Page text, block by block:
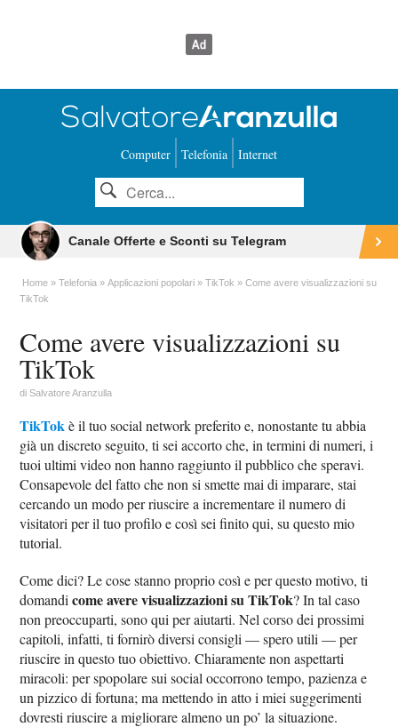
Computer Telefonia Internet
Canale Offerte e Sconti su Telegram
Home Telefonia Applicazioni popolari TikTok
Come avere visualizzazioni su
TikTok
Come avere visualizzazioni su
TikTok
diSalvatore Aranzulla
TikTokè il tuo social network preferito e, nonostante tu abbia
già un discreto seguito, ti sei accorto che, in termini di numeri, i
tuoi ultimi video non hanno raggiunto il pubblico che speravi.
Consapevole del fatto che non si smette mai di imparare, stai
cercando un modo per riuscire a incrementare il numero di
visitatori per il tuo profilo e così sei finito qui, su questo mio
tutorial.
Come dici? Le cose stanno proprio così e per questo motivo, ti
domandicome avere visualizzazioni su TikTok? In tal caso
non preoccuparti, sono qui per aiutarti. Nel corso dei prossimi
capitoli, infatti, ti fornirò diversi consigli — spero utili — per
riuscire in questo tuo obiettivo. Chiaramente non aspettarti
miracoli: per spopolare sui social occorrono tempo, pazienza e
un pizzico di fortuna; ma mettendo in atto i miei suggerimenti
dovresti riuscire a migliorare almeno un po’ la situazione.